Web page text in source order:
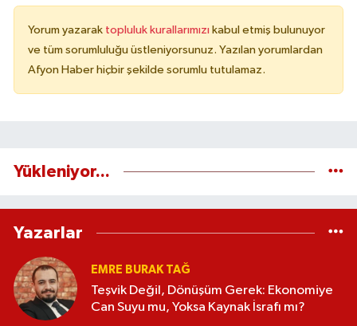
Yorum yazarak topluluk kurallarımızı kabul etmiş bulunuyor
ve tüm sorumluluğu üstleniyorsunuz. Yazılan yorumlardan
Afyon Haber hiçbir şekilde sorumlu tutulamaz.
Yükleniyor...
Yazarlar
EMRE BURAK TAĞ
Teşvik Değil, Dönüşüm Gerek: Ekonomiye
Can Suyu mu, Yoksa Kaynak İsrafı mı?